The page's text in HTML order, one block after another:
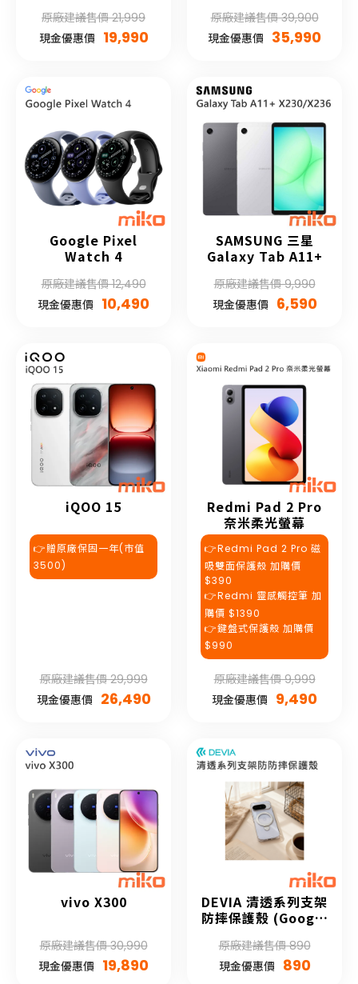
原廠建議售價 21,999
現金優惠價 19,990
原廠建議售價 39,900
現金優惠價 35,990
Google Pixel
Watch 4
原廠建議售價 12,490
現金優惠價 10,490
SAMSUNG 三星
Galaxy Tab A11+
原廠建議售價 9,990
現金優惠價 6,590
iQOO 15
👉贈原廠保固一年(市值
3500)
原廠建議售價 29,999
現金優惠價 26,490
Redmi Pad 2 Pro
奈米柔光螢幕
👉Redmi Pad 2 Pro 磁
吸雙面保護殼 加購價
$390
👉Redmi 靈感觸控筆 加
購價 $1390
👉鍵盤式保護殼 加購價
$990
原廠建議售價 9,999
現金優惠價 9,490
vivo X300
原廠建議售價 30,990
現金優惠價 19,890
DEVIA 清透系列支架
防摔保護殼 (Google
原廠建議售價 890
現金優惠價 890